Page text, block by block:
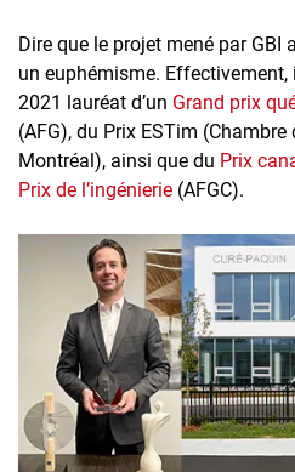
Dire que le projet mené par GBI
un euphémisme. Effectivement,
2021 lauréat d’un Grand prix
(AFG), du Prix ESTim (Chambre
Montréal), ainsi que du Prix
Prix de l’ingénierie (AFGC).